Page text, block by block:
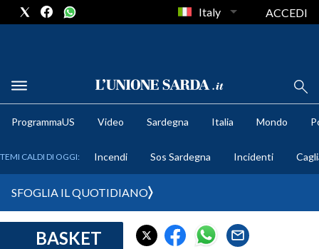
METEO
CRONACA SARDEGNA
Italy ACCEDI
ProgrammaUS Video Sardegna Italia Mondo
TEMI CALDI DI OGGI: Incendi Sos Sardegna Incidenti
SFOGLIA IL QUOTIDIANO
BASKET